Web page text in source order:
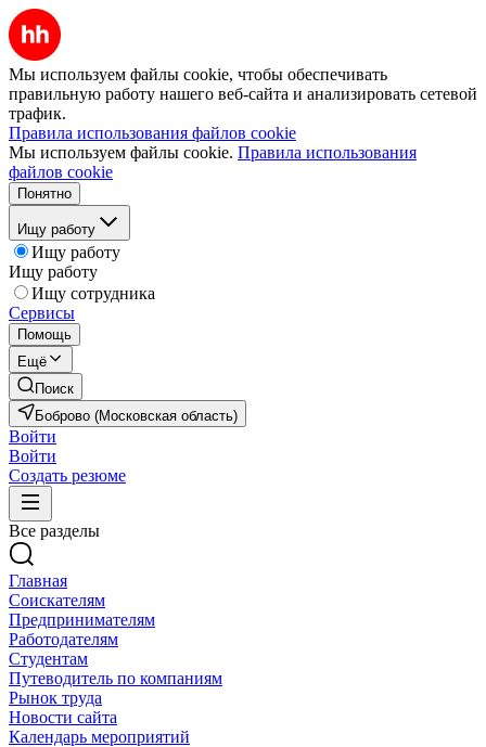
Мы используем файлы cookie, чтобы обеспечивать
правильную работу нашего веб-сайта и анализировать сетевой
трафик.
Правила использования файлов cookie
Мы используем файлы cookie. Правила использования
файлов cookie
Понятно
Ищу работу
Ищу работу
Ищу работу
Ищу сотрудника
Сервисы
Помощь
Ещё
Поиск
Боброво (Московская область)
Войти
Войти
Создать резюме
Все разделы
Главная
Соискателям
Предпринимателям
Работодателям
Студентам
Путеводитель по компаниям
Рынок труда
Новости сайта
Календарь мероприятий